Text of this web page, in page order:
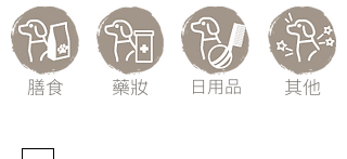
膳食 藥妝 日用品 其他